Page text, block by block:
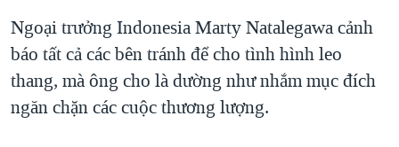
Ngoại trưởng Indonesia Marty Natalegawa cảnh
báo tất cả các bên tránh để cho tình hình leo
thang, mà ông cho là dường như nhắm mục đích
ngăn chặn các cuộc thương lượng.